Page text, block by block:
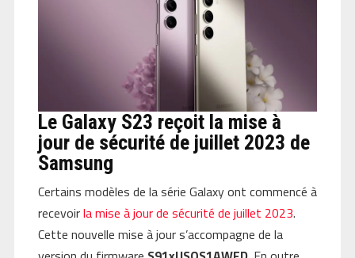
Le Galaxy S23 reçoit la mise à
jour de sécurité de juillet 2023 de
Samsung
Certains modèles de la série Galaxy ont commencé à
recevoirla mise à jour de sécurité de juillet 2023.
Cette nouvelle mise à jour s’accompagne de la